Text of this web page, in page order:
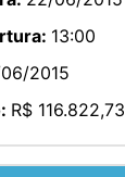
13:00
2015
R$ 116.822,73